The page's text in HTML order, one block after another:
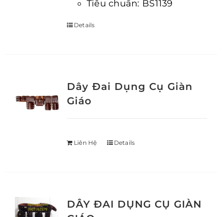
Tiêu chuẩn: BS1139
Details
Dây Đai Dụng Cụ Giàn
Giáo
Liên Hệ Details
DÂY ĐAI DỤNG CỤ GIÀN